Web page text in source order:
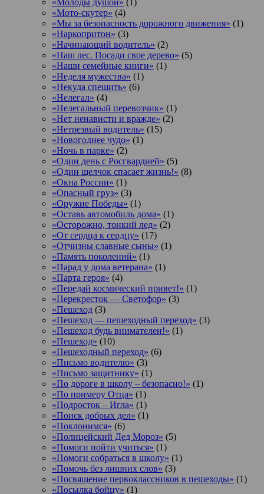
«Мото-скутер» (4)
«Мы за безопасность дорожного движения» (1)
«Наркопритон» (3)
«Начинающий водитель» (2)
«Наш лес. Посади свое дерево» (5)
«Наши семейные книги» (1)
«Неделя мужества» (1)
«Некуда спешить» (6)
«Нелегал» (4)
«Нелегальный перевозчик» (1)
«Нет ненависти и вражде» (2)
«Нетрезвый водитель» (15)
«Новогоднее чудо» (1)
«Ночь в парке» (2)
«Один день с Росгвардией» (5)
«Один щелчок спасает жизнь!» (8)
«Окна России» (1)
«Опасный груз» (3)
«Оружие Победы» (1)
«Оставь автомобиль дома» (1)
«Осторожно, тонкий лед» (2)
«От сердца к сердцу» (17)
«Отчизны славные сыны» (1)
«Память поколений» (1)
«Парад у дома ветерана» (1)
«Парта героя» (4)
«Передай космический привет!» (1)
«Перекресток — Светофор» (3)
«Пешеход (3)
«Пешеход — пешеходный переход» (3)
«Пешеход будь внимателен!» (1)
«Пешеход» (10)
«Пешеходный переход» (6)
«Письмо водителю» (3)
«Письмо защитнику» (1)
«По дороге в школу – безопасно!» (1)
«По примеру Отца» (1)
«Подросток ‒ Игла» (1)
«Поиск добрых дел» (1)
«Поклонимся» (6)
«Полицейский Дед Мороз» (5)
«Помоги пойти учиться» (1)
«Помоги собраться в школу» (1)
«Помочь без лишних слов» (3)
«Посвящение первоклассников в пешеходы» (1)
«Посылка бойцу» (1)